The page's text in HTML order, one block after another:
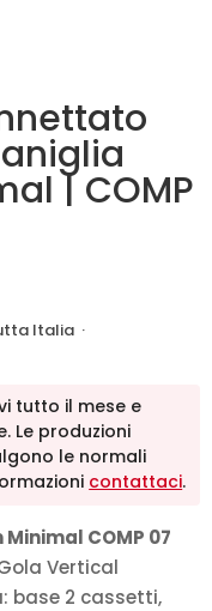
| COMP
Italia ·
tutto il mese e
Le produzioni
le normali
contattaci.
COMP 07
Vertical
base 2 cassetti,